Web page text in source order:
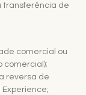
transferência de
comercial ou
comercial);
reversa de